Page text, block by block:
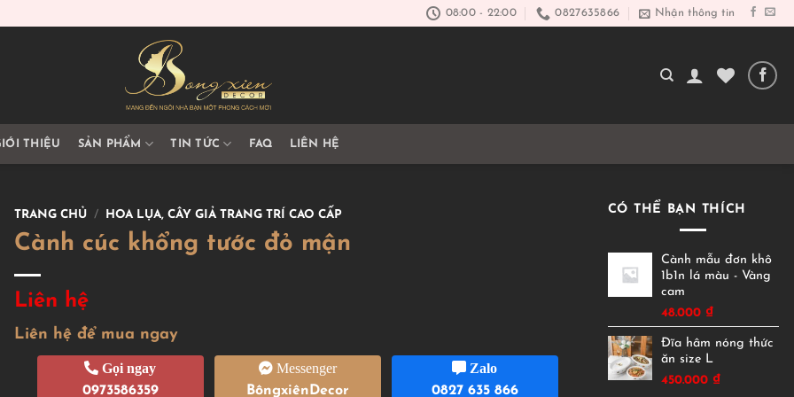
08:00 - 22:00 0827635866 Nhận thông tin
THIỆU SẢN PHẨM TIN TỨC FAQ LIÊN HỆ
TRANG CHỦ / HOA LỤA, CÂY GIẢ TRANG TRÍ CAO CẤP
Cành cúc khổng tước đỏ mận
Liên hệ
Liên hệ để mua ngay
Gọi ngay
0973586359
Messenger
BôngxiênDecor
Zalo
0827 635 866
CÓ THỂ BẠN THÍCH
Cành mẫu đơn khô
1b1n lá màu - Vàng
cam
48.000 ₫
Đĩa hâm nóng thức
ăn size L
450.000 ₫